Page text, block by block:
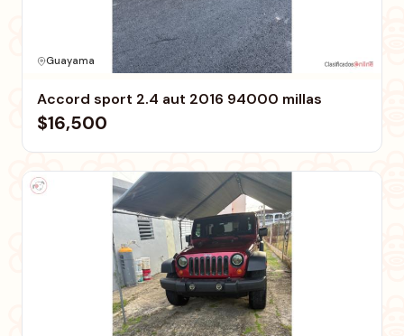
Guayama
Accord sport 2.4 aut 2016 94000 millas
$16,500